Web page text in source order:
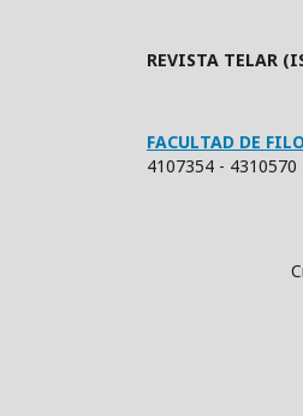
REVISTA TELAR
FACULTAD DE
4107354 -
Creative